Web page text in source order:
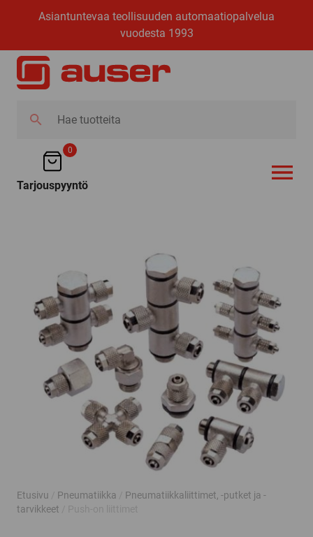
Asiantuntevaa teollisuuden automaatiopalvelua
vuodesta 1993
tuotteita
0
Tarjouspyyntö
Etusivu Pneumatiikka
Pneumatiikkaliittimet, -putket ja -
tarvikkeet